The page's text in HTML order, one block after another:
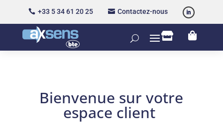
 +33 5 34 61 20 25  Contactez-nous
 
Bienvenue sur votre
espace client